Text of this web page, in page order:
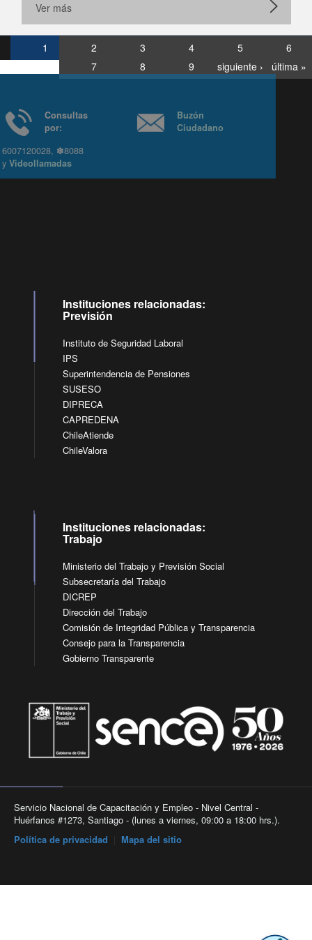
Ver más
1 2 3 4 5
6
7
8 9 siguiente › última »
Consultas
6007120028, ✽8088
yVideollamadas
Ciudadano
Instituciones relacionadas:
Previsión
Instituto de Seguridad Laboral
IPS
Superintendencia de Pensiones
SUSESO
DIPRECA
CAPREDENA
ChileAtiende
ChileValora
Instituciones relacionadas:
Trabajo
Ministerio del Trabajo y Previsión Social
Subsecretaría del Trabajo
DICREP
Dirección del Trabajo
Comisión de Integridad Pública y Transparencia
Consejo para la Transparencia
Gobierno Transparente
Servicio Nacional de Capacitación y Empleo - Nivel Central -
Huérfanos #1273, Santiago - (lunes a viernes, 09:00 a 18:00 hrs.).
Política de privacidad
Mapa del sitio